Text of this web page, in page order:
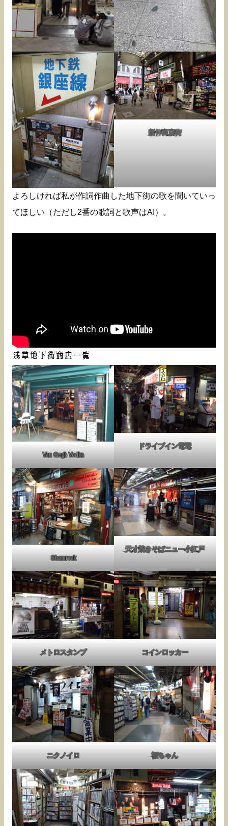
新仲商店街
よろしければ私が作詞作曲した地下街の歌を聞いていっ
てほしい（ただし2番の歌詞と歌声はAI）。
浅草地下街商店一覧
Van Gogh Vodka
ドライブイン電電
Shamrock
天才焼きそばニュー小江戸
メトロスタンプ コインロッカー
ニクノイロ 福ちゃん